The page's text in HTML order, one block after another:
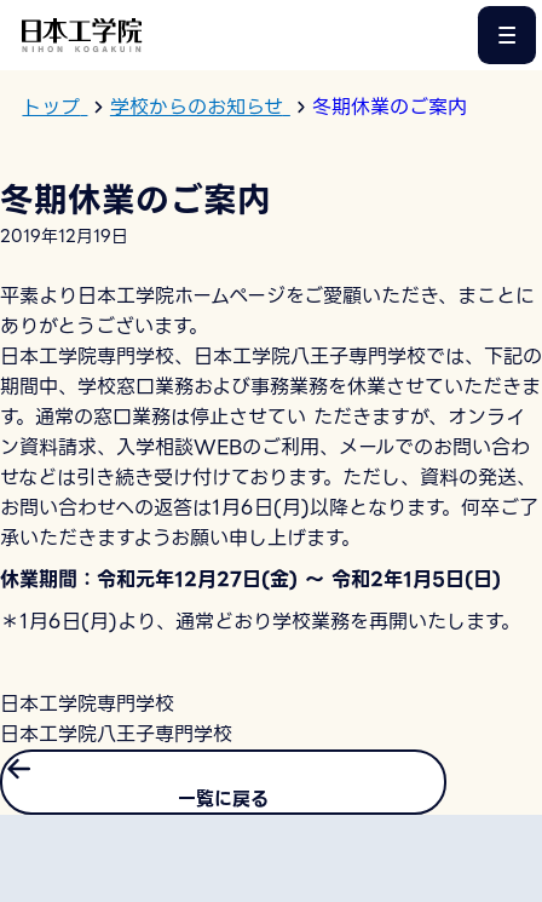
トップ 学校からのお知らせ 冬期休業のご案内
冬期休業のご案内
2019年12月19日
平素より日本工学院ホームページをご愛顧いただき、まことに
ありがとうございます。
日本工学院専門学校、日本工学院八王子専門学校では、下記の
期間中、学校窓口業務および事務業務を休業させていただきま
す。通常の窓口業務は停止させてい ただきますが、オンライ
ン資料請求、入学相談WEBのご利用、メールでのお問い合わ
せなどは引き続き受け付けております。ただし、資料の発送、
お問い合わせへの返答は1月6日(月)以降となります。何卒ご了
承いただきますようお願い申し上げます。
休業期間：令和元年12月27日(金) ～ 令和2年1月5日(日)
＊1月6日(月)より、通常どおり学校業務を再開いたします。
日本工学院専門学校
日本工学院八王子専門学校
一覧に戻る